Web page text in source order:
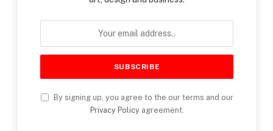
By signing up, you agree to the our terms and our
Privacy Policyagreement.